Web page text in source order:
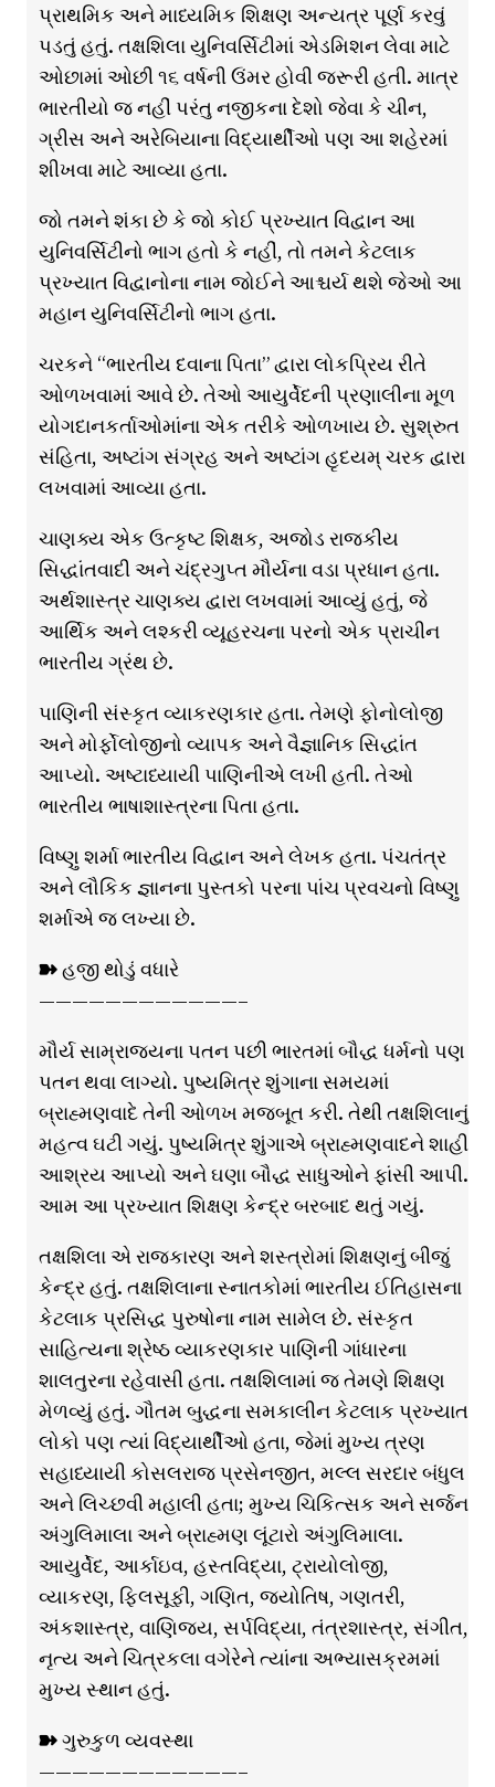
પ્રાથમિક અને માધ્યમિક શિક્ષણ અન્યત્ર પૂર્ણ કરવું
પડતું હતું. તક્ષશિલા યુનિવર્સિટીમાં એડમિશન લેવા માટે
ઓછામાં ઓછી ૧૬ વર્ષની ઉંમર હોવી જરૂરી હતી. માત્ર
ભારતીયો જ નહીં પરંતુ નજીકના દેશો જેવા કે ચીન,
ગ્રીસ અને અરેબિયાના વિદ્યાર્થીઓ પણ આ શહેરમાં
શીખવા માટે આવ્યા હતા.
જો તમને શંકા છે કે જો કોઈ પ્રખ્યાત વિદ્વાન આ
યુનિવર્સિટીનો ભાગ હતો કે નહીં, તો તમને કેટલાક
પ્રખ્યાત વિદ્વાનોના નામ જોઈને આશ્ચર્ય થશે જેઓ આ
મહાન યુનિવર્સિટીનો ભાગ હતા.
ચરકને “ભારતીય દવાના પિતા” દ્વારા લોકપ્રિય રીતે
ઓળખવામાં આવે છે. તેઓ આયુર્વેદની પ્રણાલીના મૂળ
યોગદાનકર્તાઓમાંના એક તરીકે ઓળખાય છે. સુશ્રુત
સંહિતા, અષ્ટાંગ સંગ્રહ અને અષ્ટાંગ હૃદયમ્ ચરક દ્વારા
લખવામાં આવ્યા હતા.
ચાણક્ય એક ઉત્કૃષ્ટ શિક્ષક, અજોડ રાજકીય
સિદ્ધાંતવાદી અને ચંદ્રગુપ્ત મૌર્યના વડા પ્રધાન હતા.
અર્થશાસ્ત્ર ચાણક્ય દ્વારા લખવામાં આવ્યું હતું, જે
આર્થિક અને લશ્કરી વ્યૂહરચના પરનો એક પ્રાચીન
ભારતીય ગ્રંથ છે.
પાણિની સંસ્કૃત વ્યાકરણકાર હતા. તેમણે ફોનોલોજી
અને મોર્ફોલોજીનો વ્યાપક અને વૈજ્ઞાનિક સિદ્ધાંત
આપ્યો. અષ્ટાધ્યાયી પાણિનીએ લખી હતી. તેઓ
ભારતીય ભાષાશાસ્ત્રના પિતા હતા.
વિષ્ણુ શર્મા ભારતીય વિદ્વાન અને લેખક હતા. પંચતંત્ર
અને લૌકિક જ્ઞાનના પુસ્તકો પરના પાંચ પ્રવચનો વિષ્ણુ
શર્માએ જ લખ્યા છે.
➽ હજી થોડું વધારે
————————————–
મૌર્ય સામ્રાજ્યના પતન પછી ભારતમાં બૌદ્ધ ધર્મનો પણ
પતન થવા લાગ્યો. પુષ્યમિત્ર શુંગાના સમયમાં
બ્રાહ્મણવાદે તેની ઓળખ મજબૂત કરી. તેથી તક્ષશિલાનું
મહત્વ ઘટી ગયું. પુષ્યમિત્ર શુંગાએ બ્રાહ્મણવાદને શાહી
આશ્રય આપ્યો અને ઘણા બૌદ્ધ સાધુઓને ફાંસી આપી.
આમ આ પ્રખ્યાત શિક્ષણ કેન્દ્ર બરબાદ થતું ગયું.
તક્ષશિલા એ રાજકારણ અને શસ્ત્રોમાં શિક્ષણનું બીજું
કેન્દ્ર હતું. તક્ષશિલાના સ્નાતકોમાં ભારતીય ઈતિહાસના
કેટલાક પ્રસિદ્ધ પુરુષોના નામ સામેલ છે. સંસ્કૃત
સાહિત્યના શ્રેષ્ઠ વ્યાકરણકાર પાણિની ગાંધારના
શાલતુરના રહેવાસી હતા. તક્ષશિલામાં જ તેમણે શિક્ષણ
મેળવ્યું હતું. ગૌતમ બુદ્ધના સમકાલીન કેટલાક પ્રખ્યાત
લોકો પણ ત્યાં વિદ્યાર્થીઓ હતા, જેમાં મુખ્ય ત્રણ
સહાધ્યાયી કોસલરાજ પ્રસેનજીત, મલ્લ સરદાર બંધુલ
અને લિચ્છવી મહાલી હતા; મુખ્ય ચિકિત્સક અને સર્જન
અંગુલિમાલા અને બ્રાહ્મણ લૂંટારો અંગુલિમાલા.
આયુર્વેદ, આર્કાઇવ, હસ્તવિદ્યા, ટ્રાયોલોજી,
વ્યાકરણ, ફિલસૂફી, ગણિત, જ્યોતિષ, ગણતરી,
અંકશાસ્ત્ર, વાણિજ્ય, સર્પવિદ્યા, તંત્રશાસ્ત્ર, સંગીત,
નૃત્ય અને ચિત્રકલા વગેરેને ત્યાંના અભ્યાસક્રમમાં
મુખ્ય સ્થાન હતું.
➽ ગુરુકુળ વ્યવસ્થા
————————————–